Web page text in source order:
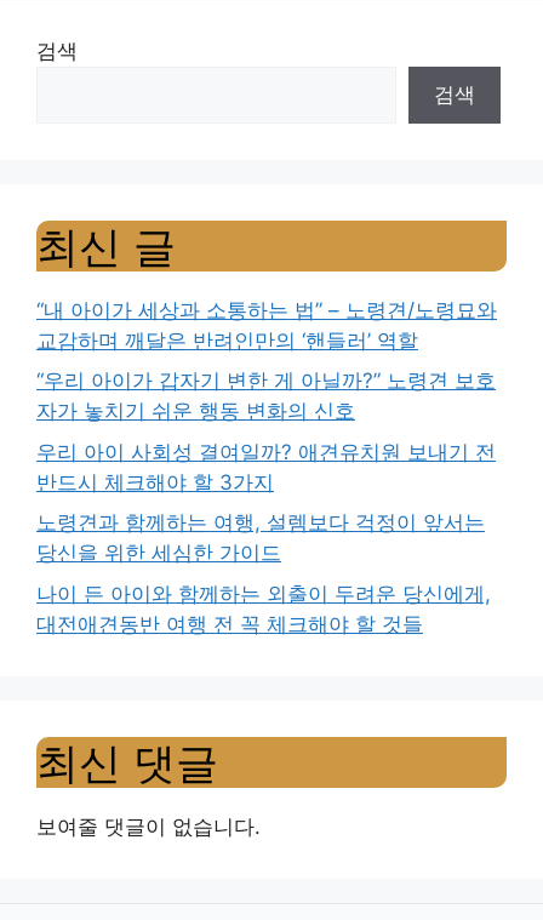
검색
검색
최신 글
“내 아이가 세상과 소통하는 법” – 노령견/노령묘와
교감하며 깨달은 반려인만의 ‘핸들러’ 역할
“우리 아이가 갑자기 변한 게 아닐까?” 노령견 보호
자가 놓치기 쉬운 행동 변화의 신호
우리 아이 사회성 결여일까? 애견유치원 보내기 전
반드시 체크해야 할 3가지
노령견과 함께하는 여행, 설렘보다 걱정이 앞서는
당신을 위한 세심한 가이드
나이 든 아이와 함께하는 외출이 두려운 당신에게,
대전애견동반 여행 전 꼭 체크해야 할 것들
최신 댓글
보여줄 댓글이 없습니다.